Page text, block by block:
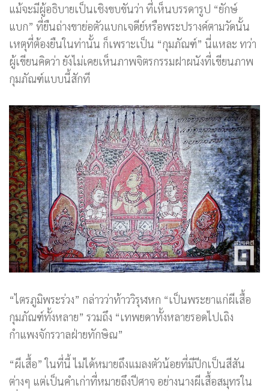
แม้จะมีผู้อธิบายเป็นเชิงขบขันว่า ที่เห็นบรรดารูป “ยักษ์
แบก” ที่ยืนถ่างขาย่อตัวแบกเจดีย์หรือพระปรางค์ตามวัดนั้น
เหตุที่ต้องยืนในท่านั้น ก็เพราะเป็น “กุมภัณฑ์” นี่แหละ ทว่า
ผู้เขียนคิดว่า ยังไม่เคยเห็นภาพจิตรกรรมฝาผนังที่เขียนภาพ
กุมภัณฑ์แบบนี้สักที
“ไตรภูมิพระร่วง” กล่าวว่าท้าววิรุฬหก “เป็นพระยาแก่ผีเสื้อ
กุมภัณฑ์ทั้งหลาย” รวมถึง “เทพยดาทั้งหลายรอดไปเถิง
กำแพงจักรวาลฝ่ายทักษิณ”
“ผีเสื้อ” ในที่นี้ ไม่ได้หมายถึงแมลงตัวน้อยที่มีปีกเป็นสีสัน
ต่างๆ แต่เป็นคำเก่าที่หมายถึงปีศาจ อย่างนางผีเสื้อสมุทรใน